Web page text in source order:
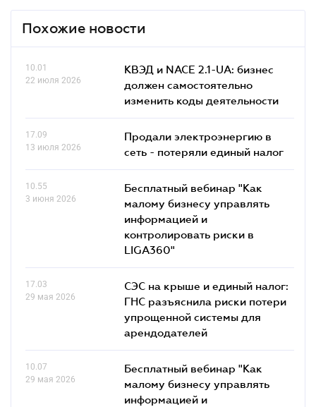
Похожие новости
10.01
22 июля 2026
КВЭД и NACE 2.1-UA: бизнес
должен самостоятельно
изменить коды деятельности
17.09
13 июля 2026
Продали электроэнергию в
сеть - потеряли единый налог
10.55
3 июня 2026
Бесплатный вебинар "Как
малому бизнесу управлять
информацией и
контролировать риски в
LIGA360"
17.03
29 мая 2026
СЭС на крыше и единый налог:
ГНС разъяснила риски потери
упрощенной системы для
арендодателей
10.07
29 мая 2026
Бесплатный вебинар "Как
малому бизнесу управлять
информацией и